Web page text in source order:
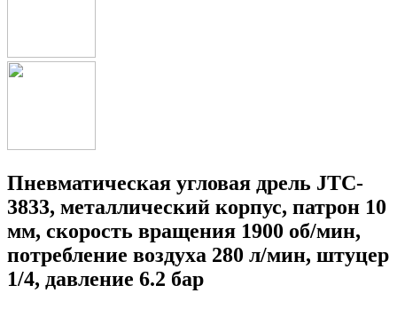
Пневматическая угловая дрель JTC-
3833, металлический корпус, патрон 10
мм, скорость вращения 1900 об/мин,
потребление воздуха 280 л/мин, штуцер
1/4, давление 6.2 бар